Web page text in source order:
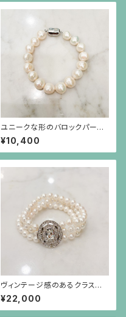
ユニークな形のバロックパール
のシンプルなブレスレット 20㎝
¥10,400
ヴィンテージ感のあるクラスプ
（銀色）のパール3連ブレスレット
¥22,000